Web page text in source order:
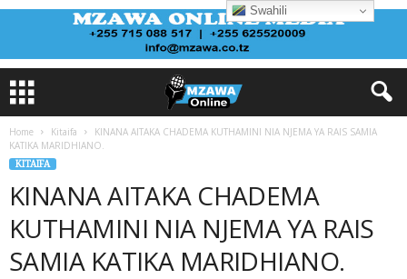
Home Kitaifa
KINANA AITAKA CHADEMA KUTHAMINI NIA NJEMA YA RAIS SAMIA
KATIKA MARIDHIANO.
KITAIFA
KINANA AITAKA CHADEMA
KUTHAMINI NIA NJEMA YA RAIS
SAMIA KATIKA MARIDHIANO.
Swahili